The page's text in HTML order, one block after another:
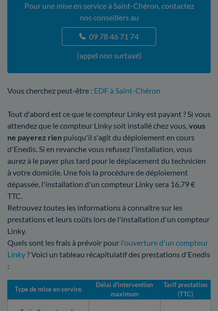
Pour une mise en service à Saint-Chéron, contactez
nos conseillers au
09 78 46 71 74
(appel non surtaxé)
Vous cherchez peut-être : EDF à Saint-Chéron
Tout d'abord est ce que le compteur Linky est payant ? Si vous
attendez que le compteur Linky soit installé chez vous,vous
ne payerez rien puisqu'il s'agit du déploiement en cours
d'Enedis. Si en revanche vous refusez l'installation, vous
aurez à le payer plus tard pour le déplacement du technicien
à votre domicile. Une fois la procédure de déploiement
dépassée, l'installation d'un compteur Linky sera 16,79 €
TTC.
Retrouvez toutes les informations à connaître sur les
prestations et leurs coûts lors de l'installation d'un compteur
Linky.
Quels sont les frais à prévoir pour l'ouverture d'un compteur
Linky? Voici un tableau récapitulatif des prestations d'Enedis
:
Type de mise en service
Délai d’intervention
maximum
Tarif prestation
(TTC)